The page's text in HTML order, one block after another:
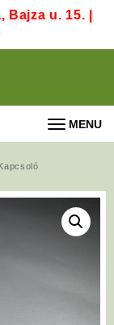
Bajza u. 15. |
MENU